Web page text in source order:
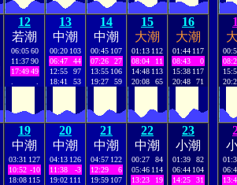
12
若潮
06:05 60
11:37 90
17:49 49
13
中潮
00:20 103
06:47
44
12:55
97
18:41
53
14
中潮
00:45 107
07:26
27
13:55 106
19:27
59
15
大潮
01:13 112
08:04
11
14:48 113
20:08
65
16
大潮
01:44 117
08:43
0
15:38 117
20:48
71
19
中潮
03:31 127
10:52 -10
18:08 115
20
中潮
04:13 126
11:38
-3
19:02 111
21
中潮
04:57 122
12:29
6
19:59 107
22
中潮
00:27
84
05:46 114
13:23
19
23
小潮
01:39
82
06:44 104
14:25
31